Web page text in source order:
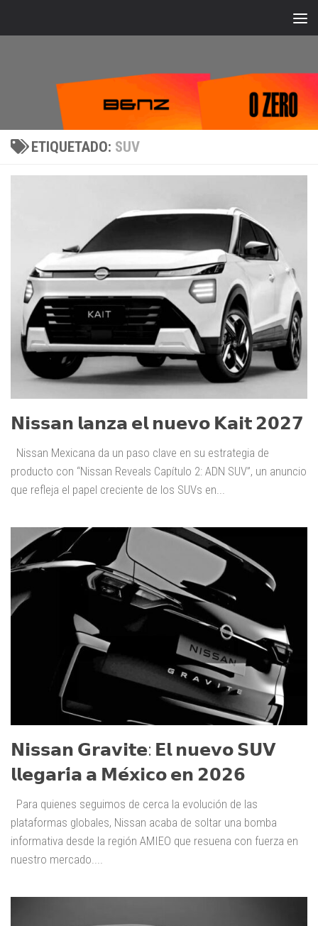
ETIQUETADO: SUV
𝗡𝗶𝘀𝘀𝗮𝗻 𝗹𝗮𝗻𝘇𝗮 𝗲𝗹 𝗻𝘂𝗲𝘃𝗼 𝗞𝗮𝗶𝘁 𝟮𝟬𝟮𝟳
Nissan Mexicana da un paso clave en su estrategia de
producto con “Nissan Reveals Capítulo 2: ADN SUV”, un anuncio
que refleja el papel creciente de los SUVs en...
𝗡𝗶𝘀𝘀𝗮𝗻 𝗚𝗿𝗮𝘃𝗶𝘁𝗲: 𝗘𝗹 𝗻𝘂𝗲𝘃𝗼 𝗦𝗨𝗩
𝗹𝗹𝗲𝗴𝗮𝗿𝗶́𝗮 𝗮 𝗠𝗲́𝘅𝗶𝗰𝗼 𝗲𝗻 𝟮𝟬𝟮𝟲
Para quienes seguimos de cerca la evolución de las
plataformas globales, Nissan acaba de soltar una bomba
informativa desde la región AMIEO que resuena con fuerza en
nuestro mercado....